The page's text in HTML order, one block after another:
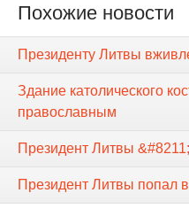
Похожие новости
Президенту Литвы
Здание католического
православным
Президент Литвы
Президент Литвы попал